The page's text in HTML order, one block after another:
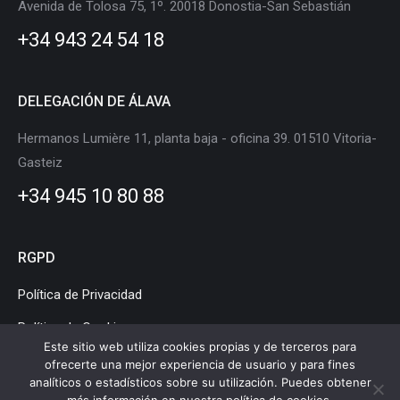
windowwindowwindowwindowwindow
Avenida de Tolosa 75, 1º. 20018 Donostia-San Sebastián
+34 943 24 54 18
DELEGACIÓN DE ÁLAVA
Hermanos Lumière 11, planta baja - oficina 39. 01510 Vitoria-
Gasteiz
+34 945 10 80 88
RGPD
Política de Privacidad
Política de Cookies
Aviso Legal
Este sitio web utiliza cookies propias y de terceros para
ofrecerte una mejor experiencia de usuario y para fines
analíticos o estadísticos sobre su utilización. Puedes obtener